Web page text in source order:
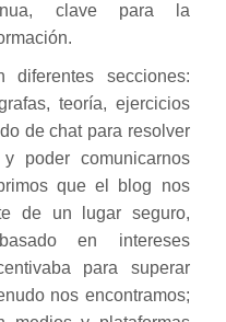
clave para la
secciones:
teoría, ejercicios
de chat para resolver
poder comunicarnos
que el blog nos
de un lugar seguro,
en intereses
para superar
nos encontramos;